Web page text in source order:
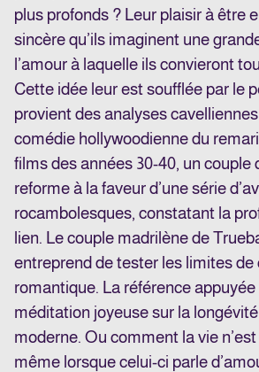
plus profonds ? Leur plaisir à être
sincère qu’ils imaginent une
l’amour à laquelle ils convieront
Cette idée leur est soufflée par le
provient des analyses
comédie hollywoodienne du
films des années 30-40, un couple
reforme à la faveur d’une série
rocambolesques, constatant la
lien. Le couple madrilène de
entreprend de tester les limites de
romantique. La référence
méditation joyeuse sur la
moderne. Ou comment la vie
même lorsque celui-ci parle